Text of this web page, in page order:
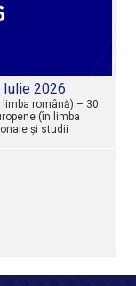
Iulie 2026
română) – 30
(în limba
şi studii